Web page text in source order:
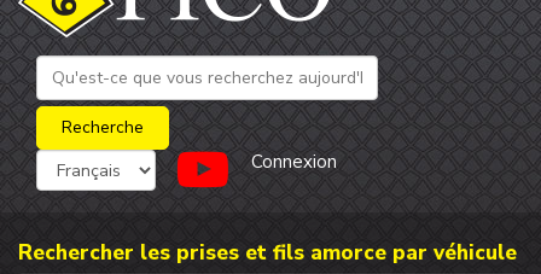
Connexion
Rechercher les prises et fils amorce par véhicule